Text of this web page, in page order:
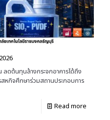
ดต้นทุนล้างกระจกอาคารได้ถึง
หกิจศึกษาร่วมสถานประกอบการ
Read more